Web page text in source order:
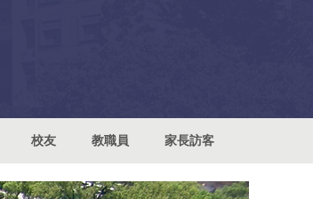
校友 教職員 家長訪客